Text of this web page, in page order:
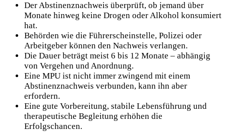
Der Abstinenznachweis überprüft, ob jemand über
Monate hinweg keine Drogen oder Alkohol konsumiert
hat.
Behörden wie die Führerscheinstelle, Polizei oder
Arbeitgeber können den Nachweis verlangen.
Die Dauer beträgt meist 6 bis 12 Monate – abhängig
von Vergehen und Anordnung.
Eine MPU ist nicht immer zwingend mit einem
Abstinenznachweis verbunden, kann ihn aber
erfordern.
Eine gute Vorbereitung, stabile Lebensführung und
therapeutische Begleitung erhöhen die
Erfolgschancen.